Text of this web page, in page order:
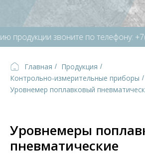
звоните по телефону:
Главная / Продукция /
Контрольно-измерительные приборы /
Уровнемер поплавковый
Уровнемеры
пневматические